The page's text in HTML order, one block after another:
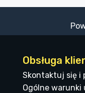
Obsługa
Skontaktuj się i
Ogólne warunki